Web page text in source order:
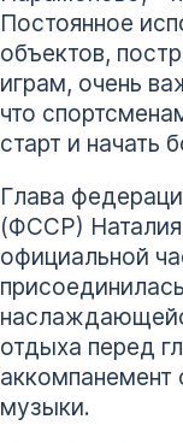
Постоянное
объектов,
играм, очень
что
старт и начать
Глава
(ФССР) Наталия
официальной
отдыха перед
аккомпанемент
музыки.